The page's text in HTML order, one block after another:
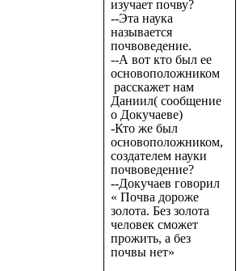
изучает почву?
--Эта наука
называется
почвоведение.
--А вот кто был ее
основоположником
расскажет нам
Даниил( сообщение
о Докучаеве)
-Кто же был
основоположником,
создателем науки
почвоведение?
--Докучаев говорил
« Почва дороже
золота. Без золота
человек сможет
прожить, а без
почвы нет»